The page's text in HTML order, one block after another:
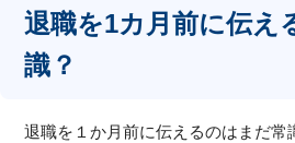
退職を1カ月前に伝え
識？
退職を１か月前に伝えるのはまだ常